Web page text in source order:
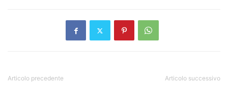
Articolo precedente Articolo successivo